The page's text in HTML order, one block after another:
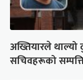
अख्तियारले थाल्यो
सचिवहरूको